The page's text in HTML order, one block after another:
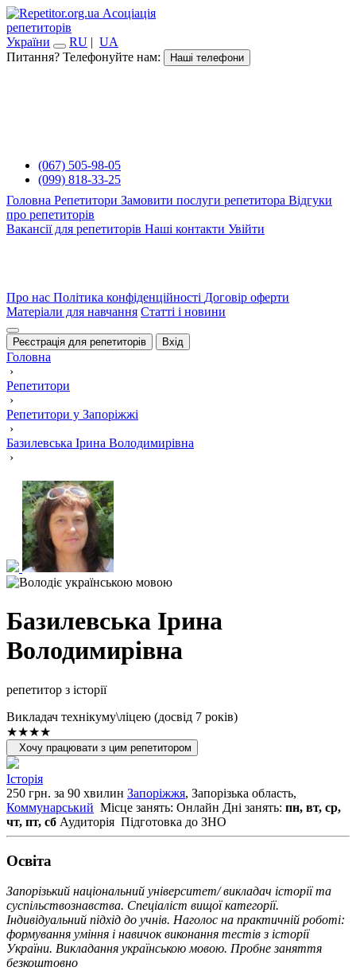
Асоціація
репетиторів
України
RU | UA
Питання? Телефонуйте нам:
Наші телефони
(067) 505-98-05
(099) 818-33-25
Головна Репетитори Замовити послуги репетитора Відгуки
про репетиторів
Вакансії для репетиторів Наші контакти Увійти
Про нас Політика конфіденційності Договір оферти
Матеріали для навчання Статті і новини
Реєстрація для репетиторів Вхід
Головна
›
Репетитори
›
Репетитори у Запоріжжі
›
Базилевська Ірина Володимирівна
›
Базилевська Ірина
Володимирівна
репетитор з історії
Викладач технікуму\ліцею (досвід 7 років)
★★★★
Хочу працювати з цим репетитором
Історія
250 грн. за 90 хвилин Запоріжжя, Запорізька область,
Коммунарський Місце занять: Онлайн Дні занять: пн, вт, ср,
чт, пт, сб Аудиторія Підготовка до ЗНО
Освiта
Запорізький національний університет/ викладач історії та
суспільствознавства. Спеціаліст вищої категорії.
Індивідуальний підхід до учнів. Наголос на практичній роботі:
формування уміння і навичок виконання тестів з історії
України. Викладання українською мовою. Пробне заняття
безкоштовно